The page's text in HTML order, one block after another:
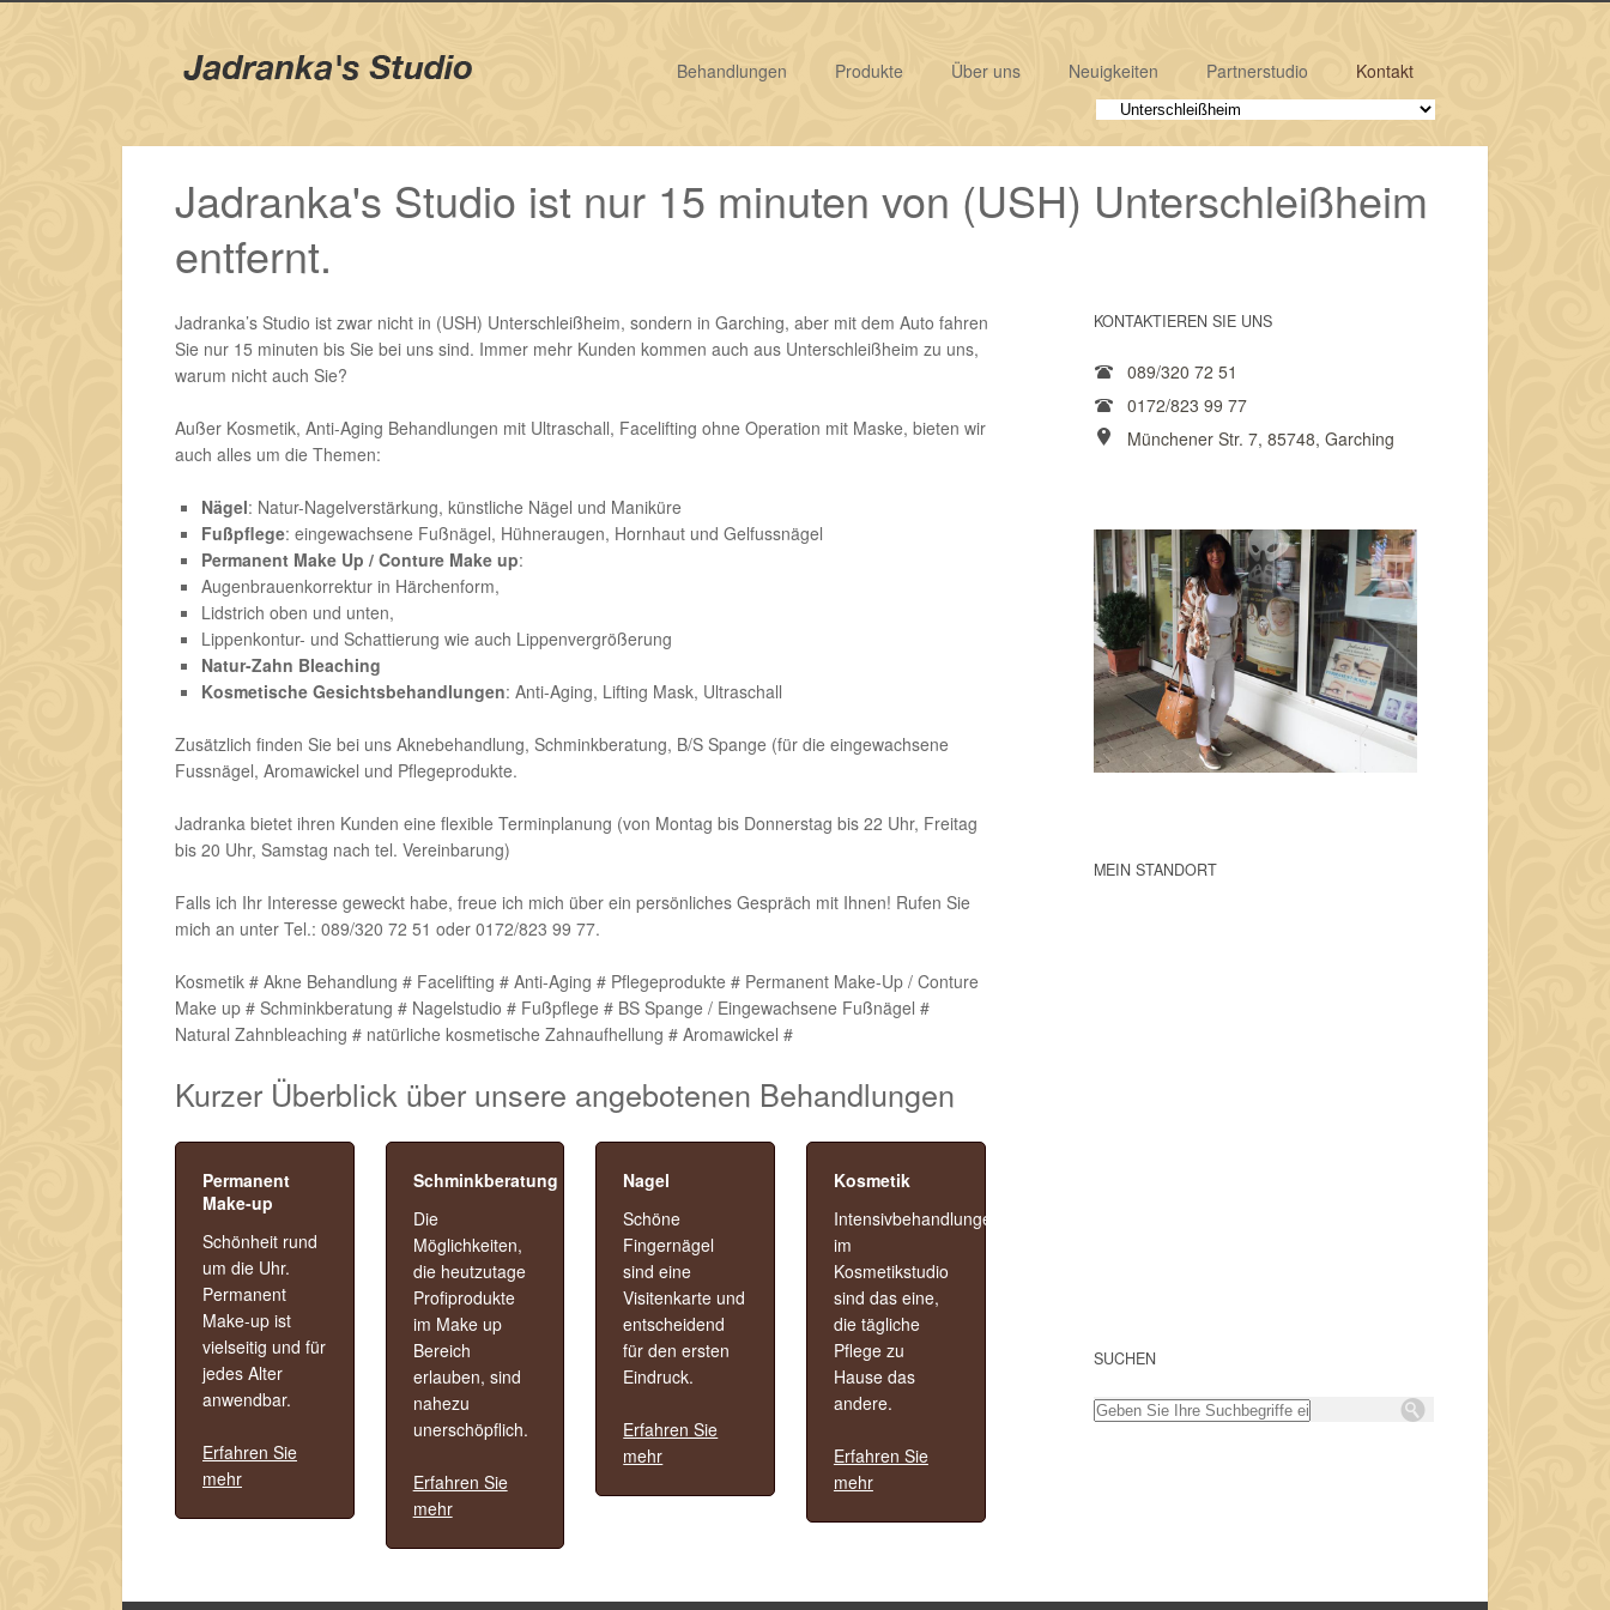
Behandlungen Produkte Über uns Neuigkeiten Partnerstudio Kontakt
Jadranka's Studio ist nur 15 minuten von (USH) Unterschleißheim
entfernt.
Jadranka’s Studio ist zwar nicht in (USH) Unterschleißheim, sondern in Garching, aber mit dem Auto fahren
Sie nur 15 minuten bis Sie bei uns sind. Immer mehr Kunden kommen auch aus Unterschleißheim zu uns,
warum nicht auch Sie?
Außer Kosmetik, Anti-Aging Behandlungen mit Ultraschall, Facelifting ohne Operation mit Maske, bieten wir
auch alles um die Themen:
Nägel: Natur-Nagelverstärkung, künstliche Nägel und Maniküre
Fußpflege: eingewachsene Fußnägel, Hühneraugen, Hornhaut und Gelfussnägel
Permanent Make Up / Conture Make up:
Augenbrauenkorrektur in Härchenform,
Lidstrich oben und unten,
Lippenkontur- und Schattierung wie auch Lippenvergrößerung
Natur-Zahn Bleaching
Kosmetische Gesichtsbehandlungen: Anti-Aging, Lifting Mask, Ultraschall
Zusätzlich finden Sie bei uns Aknebehandlung, Schminkberatung, B/S Spange (für die eingewachsene
Fussnägel, Aromawickel und Pflegeprodukte.
Jadranka bietet ihren Kunden eine flexible Terminplanung (von Montag bis Donnerstag bis 22 Uhr, Freitag
bis 20 Uhr, Samstag nach tel. Vereinbarung)
Falls ich Ihr Interesse geweckt habe, freue ich mich über ein persönliches Gespräch mit Ihnen! Rufen Sie
mich an unter Tel.: 089/320 72 51 oder 0172/823 99 77.
Kosmetik # Akne Behandlung # Facelifting # Anti-Aging # Pflegeprodukte # Permanent Make-Up / Conture
Make up # Schminkberatung # Nagelstudio # Fußpflege # BS Spange / Eingewachsene Fußnägel #
Natural Zahnbleaching # natürliche kosmetische Zahnaufhellung # Aromawickel #
Kurzer Überblick über unsere angebotenen Behandlungen
Permanent
Make-up
Schönheit rund
um die Uhr.
Permanent
Make-up ist
vielseitig und für
jedes Alter
anwendbar.
Erfahren Sie
mehr
Schminkberatung
Die
Möglichkeiten,
die heutzutage
Profiprodukte
im Make up
Bereich
erlauben, sind
nahezu
unerschöpflich.
Erfahren Sie
mehr
Nagel
Schöne
Fingernägel
sind eine
Visitenkarte und
entscheidend
für den ersten
Eindruck.
Erfahren Sie
mehr
Kosmetik
Intensivbehandlungen
im
Kosmetikstudio
sind das eine,
die tägliche
Pflege zu
Hause das
andere.
Erfahren Sie
mehr
KONTAKTIEREN SIE UNS
089/320 72 51
0172/823 99 77
Münchener Str. 7, 85748, Garching
MEIN STANDORT
SUCHEN